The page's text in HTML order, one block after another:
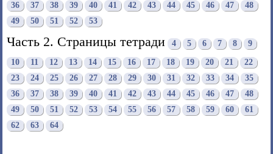
36
37 38 39 40 41 42 43 44 45 46 47
48
49
50 51 52 53
Часть 2. Страницы тетради 4 5 6 7 8 9
10 11 12 13 14 15 16 17 18 19 20 21
22
23
24 25 26 27 28 29 30 31 32 33 34
35
36
37 38 39 40 41 42 43 44 45 46 47
48
49
50 51 52 53 54 55 56 57 58 59 60
61
62
63 64